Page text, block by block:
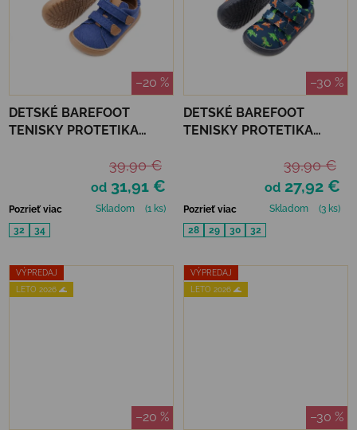
–20 %
DETSKÉ BAREFOOT
TENISKY PROTETIKA
od 31,91 €
39,90 €
Pozrieť viac Skladom
(1 ks)
32
34
–30 %
DETSKÉ BAREFOOT
TENISKY PROTETIKA
od 27,92 €
39,90 €
Pozrieť viac Skladom
(3 ks)
28
29 30 32
VÝPREDAJ
LETO 2026 🌊
–20 %
VÝPREDAJ
LETO 2026 🌊
–30 %